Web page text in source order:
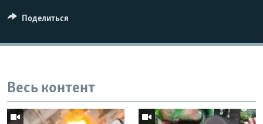
Поделиться
Весь контент